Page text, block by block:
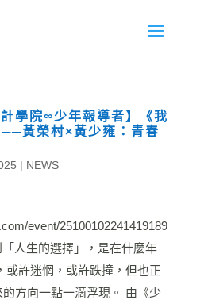
學院∞少年報導者】《我
黃榮村×黃少雍：青春
| NEWS
event/25100102241419189
人生的選擇」，是在什麼年
或許迷惘，或許跌撞，但也正
方向一點一滴浮現。 由《少